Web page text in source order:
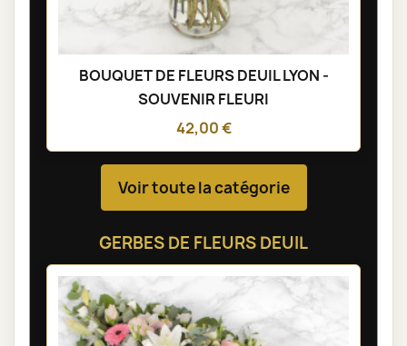
BOUQUET DE FLEURS DEUIL LYON -
SOUVENIR FLEURI
42,00 €
Voir toute la catégorie
GERBES DE FLEURS DEUIL